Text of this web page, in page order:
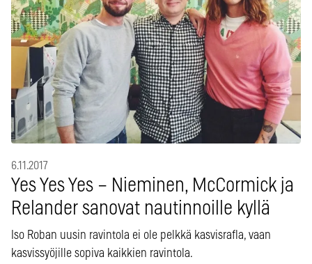
6.11.2017
Yes Yes Yes – Nieminen, McCormick ja
Relander sanovat nautinnoille kyllä
Iso Roban uusin ravintola ei ole pelkkä kasvisrafla, vaan
kasvissyöjille sopiva kaikkien ravintola.